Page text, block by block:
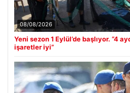
08/08/2026
Yeni sezon 1 Eylül’de başlıyor. “4
işaretler iyi”